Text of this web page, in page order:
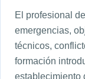
El profesional
emergencias,
técnicos,
formación
establecimiento